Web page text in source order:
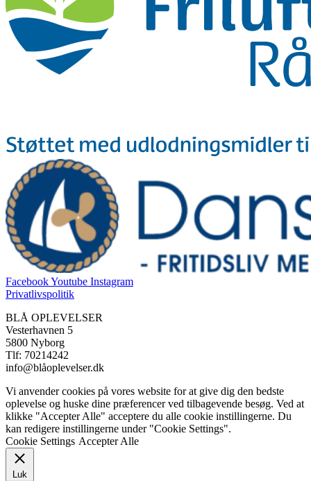
FacebookYoutube Instagram
Privatlivspolitik
BLÅ OPLEVELSER
Vesterhavnen 5
5800 Nyborg
Tlf: 70214242
info@blåoplevelser.dk
Vi anvender cookies på vores website for at give dig den bedste
oplevelse og huske dine præferencer ved tilbagevende besøg. Ved at
klikke "Accepter Alle" acceptere du alle cookie instillingerne. Du
kan redigere instillingerne under "Cookie Settings".
Cookie Settings Accepter Alle
Luk